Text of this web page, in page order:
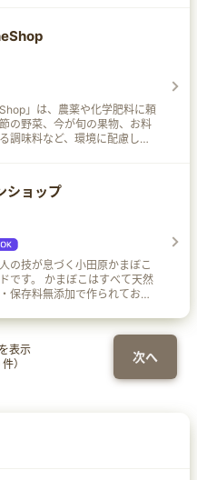
」は、農薬や化学肥料に頼
の野菜、今が旬の果物、お料
調味料など、環境に配慮した
ショップ
の技が息づく小田原かまぼこ
はすべて天然
保存料無添加で作られてお
表示
件） 次へ